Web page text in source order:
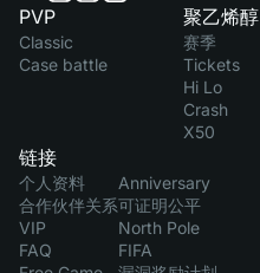
PVP
Classic
Case battle
聚乙烯醇
赛季
Tickets
Hi Lo
Crash
X50
链接
个人资料
合作伙伴关系
VIP
FAQ
Anniversary
可证明公平
North Pole
FIFA